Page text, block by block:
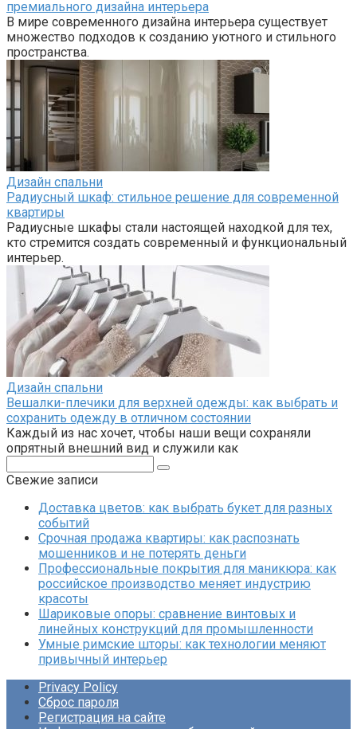
премиального дизайна интерьера
В мире современного дизайна интерьера существует
множество подходов к созданию уютного и стильного
пространства.
Дизайн спальни
Радиусный шкаф: стильное решение для современной
квартиры
Радиусные шкафы стали настоящей находкой для тех,
кто стремится создать современный и функциональный
интерьер.
Дизайн спальни
Вешалки-плечики для верхней одежды: как выбрать и
сохранить одежду в отличном состоянии
Каждый из нас хочет, чтобы наши вещи сохраняли
опрятный внешний вид и служили как
Свежие записи
Доставка цветов: как выбрать букет для разных
событий
Срочная продажа квартиры: как распознать
мошенников и не потерять деньги
Профессиональные покрытия для маникюра: как
российское производство меняет индустрию
красоты
Шариковые опоры: сравнение винтовых и
линейных конструкций для промышленности
Умные римские шторы: как технологии меняют
привычный интерьер
Privacy Policy
Сброс пароля
Регистрация на сайте